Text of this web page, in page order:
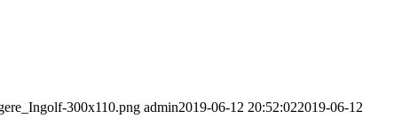
300x110.png admin2019-06-12 20:52:022019-06-12